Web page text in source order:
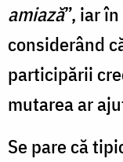
amiază”, iar
considerând
participării
mutarea ar
Se pare că